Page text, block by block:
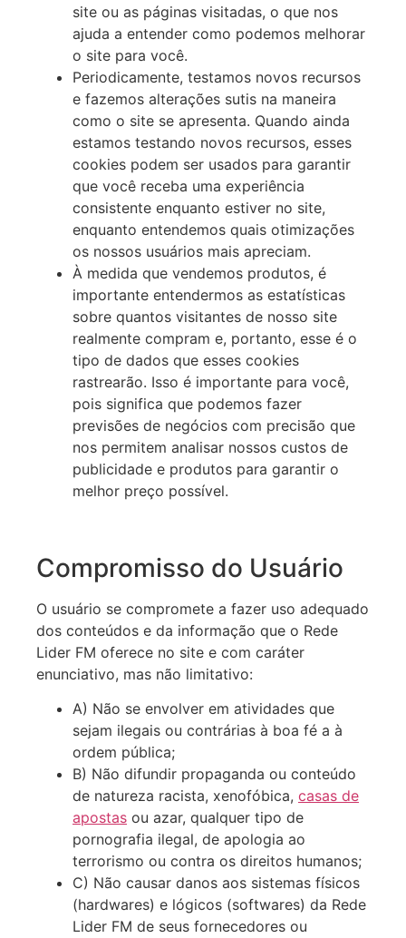
site ou as páginas visitadas, o que nos
ajuda a entender como podemos melhorar
o site para você.
Periodicamente, testamos novos recursos
e fazemos alterações sutis na maneira
como o site se apresenta. Quando ainda
estamos testando novos recursos, esses
cookies podem ser usados para garantir
que você receba uma experiência
consistente enquanto estiver no site,
enquanto entendemos quais otimizações
os nossos usuários mais apreciam.
À medida que vendemos produtos, é
importante entendermos as estatísticas
sobre quantos visitantes de nosso site
realmente compram e, portanto, esse é o
tipo de dados que esses cookies
rastrearão. Isso é importante para você,
pois significa que podemos fazer
previsões de negócios com precisão que
nos permitem analisar nossos custos de
publicidade e produtos para garantir o
melhor preço possível.
Compromisso do Usuário
O usuário se compromete a fazer uso adequado
dos conteúdos e da informação que o Rede
Lider FM oferece no site e com caráter
enunciativo, mas não limitativo:
A) Não se envolver em atividades que
sejam ilegais ou contrárias à boa fé a à
ordem pública;
B) Não difundir propaganda ou conteúdo
de natureza racista, xenofóbica, casas de
apostas ou azar, qualquer tipo de
pornografia ilegal, de apologia ao
terrorismo ou contra os direitos humanos;
C) Não causar danos aos sistemas físicos
(hardwares) e lógicos (softwares) da Rede
Lider FM de seus fornecedores ou